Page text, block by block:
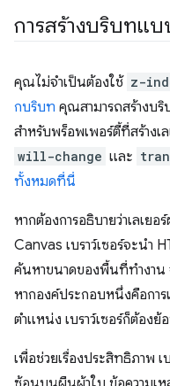
การสร้างบริบทแบ
คุณไม่จำเป็นต้องใช้ z-
กบริบท คุณสามารถสร้างบริ
สำหรับพร็อพเพอร์ตี้ที่สร้าง
will-change และ
ทั้งหมดที่นี่
หากต้องการอธิบายว่าเลเย
Canvas เบราว์เซอร์จะนำ
ค้นหาขนาดของพื้นที่ทำงาน
หากองค์ประกอบหนึ่งคือการ
ตำแหน่ง เบราว์เซอร์ก็ต้อง
เพื่อช่วยเรื่องประสิทธิภาพ เ